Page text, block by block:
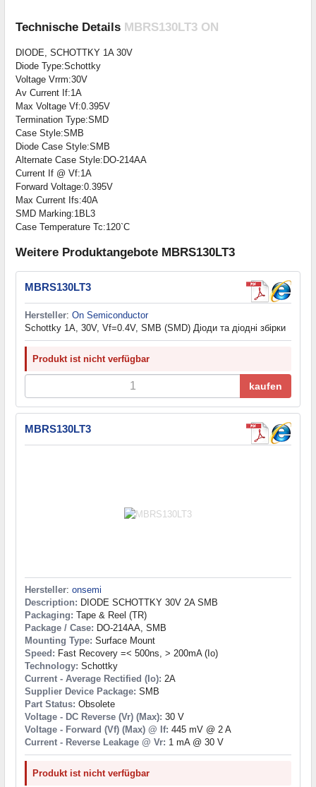
Technische Details MBRS130LT3 ON
DIODE, SCHOTTKY 1A 30V
Diode Type:Schottky
Voltage Vrrm:30V
Av Current If:1A
Max Voltage Vf:0.395V
Termination Type:SMD
Case Style:SMB
Diode Case Style:SMB
Alternate Case Style:DO-214AA
Current If @ Vf:1A
Forward Voltage:0.395V
Max Current Ifs:40A
SMD Marking:1BL3
Case Temperature Tc:120`C
Weitere Produktangebote MBRS130LT3
MBRS130LT3
Hersteller: On Semiconductor
Schottky 1A, 30V, Vf=0.4V, SMB (SMD) Діоди та діодні збірки
Produkt ist nicht verfügbar
kaufen
MBRS130LT3
Hersteller: onsemi
Description: DIODE SCHOTTKY 30V 2A SMB
Packaging: Tape & Reel (TR)
Package / Case: DO-214AA, SMB
Mounting Type: Surface Mount
Speed: Fast Recovery =< 500ns, > 200mA (Io)
Technology: Schottky
Current - Average Rectified (Io): 2A
Supplier Device Package: SMB
Part Status: Obsolete
Voltage - DC Reverse (Vr) (Max): 30 V
Voltage - Forward (Vf) (Max) @ If: 445 mV @ 2 A
Current - Reverse Leakage @ Vr: 1 mA @ 30 V
Produkt ist nicht verfügbar